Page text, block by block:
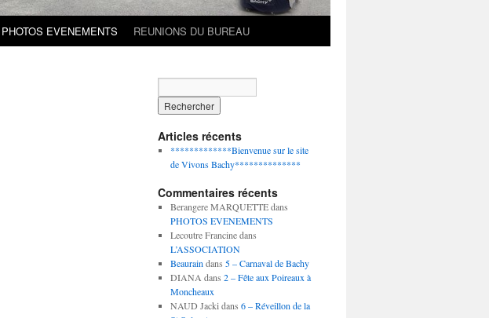
PHOTOS EVENEMENTS REUNIONS DU BUREAU
Articles récents
*************Bienvenue sur le site
de Vivons Bachy**************
Commentaires récents
Berangere MARQUETTEdans
PHOTOS EVENEMENTS
Lecoutre Francinedans
L’ASSOCIATION
Beaurain dans 5 – Carnaval de Bachy
DIANA dans 2 – Fête aux Poireaux à
Moncheaux
NAUD Jacki dans 6 – Réveillon de la